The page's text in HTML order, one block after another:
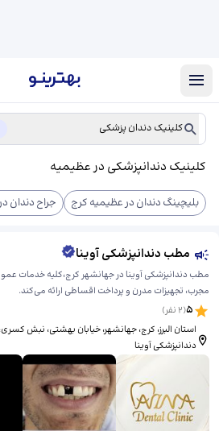
کلینیک دندان پزشکی
کلینیک دندانپزشکی در عظیمیه
بلیچینگ دندان در عظیمیه کرج جراح دندان
مطب دندانپزشکی آوینا
مطب دندانپزشکی آوینا در جهانشهر کرج،کلیه خدمات
مجرب، تجهیزات مدرن و پرداخت اقساطی ارائه می‌کند.
5
(
2نفر)
دندانپزشکی آوینا